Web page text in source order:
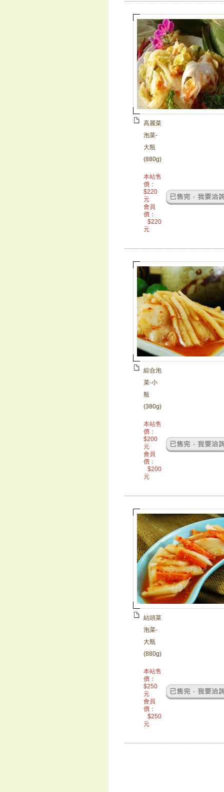
高麗菜
泡菜-
大瓶
(880g)
本站售
價：
$220
元
會員
價：
$220
元
綜合泡
菜-小
瓶
(380g)
本站售
價：
$200
元
會員
價：
$200
元
結頭菜
泡菜-
大瓶
(880g)
本站售
價：
$250
元
會員
價：
$250
元